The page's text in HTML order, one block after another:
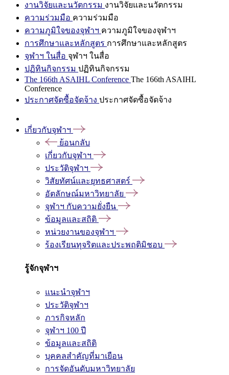
งานวิจัยและนวัตกรรม งานวิจัยและนวัตกรรม
ความร่วมมือ ความร่วมมือ
ความภูมิใจของจุฬาฯ ความภูมิใจของจุฬาฯ
การศึกษาและหลักสูตร การศึกษาและหลักสูตร
จุฬาฯ ในสื่อ จุฬาฯ ในสื่อ
ปฏิทินกิจกรรม ปฏิทินกิจกรรม
The 166th ASAIHL Conference The 166th ASAIHL
Conference
ประกาศจัดซื้อจัดจ้าง ประกาศจัดซื้อจัดจ้าง
เกี่ยวกับจุฬาฯ
ย้อนกลับ
เกี่ยวกับจุฬาฯ
ประวัติจุฬาฯ
วิสัยทัศน์และยุทธศาสตร์
อัตลักษณ์มหาวิทยาลัย
จุฬาฯ กับความยั่งยืน
ข้อมูลและสถิติ
หน่วยงานของจุฬาฯ
ร้องเรียนทุจริตและประพฤติมิชอบ
รู้จักจุฬาฯ
แนะนำจุฬาฯ
ประวัติจุฬาฯ
ภารกิจหลัก
จุฬาฯ 100 ปี
ข้อมูลและสถิติ
บุคคลสำคัญที่มาเยือน
การจัดอันดับมหาวิทยาลัย